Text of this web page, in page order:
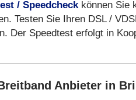
/ Speedcheckkönnen Sie
Testen Sie Ihren DSL /
Der Speedtest erfolgt in
Anbieter in